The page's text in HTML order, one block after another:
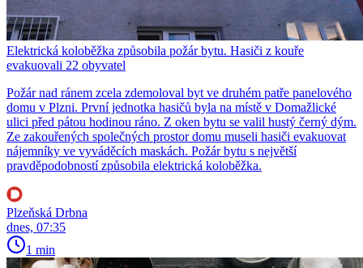
Elektrická koloběžka způsobila požár bytu. Hasiči z kouře
evakuovali 22 obyvatel
Požár nad ránem zcela zdemoloval byt ve druhém patře panelového
domu v Plzni. První jednotka hasičů byla na místě v Domažlické
ulici před pátou hodinou ráno. Z oken bytu se valil hustý černý dým.
Ze zakouřených společných prostor domu museli hasiči evakuovat
nájemníky ve vyváděcích maskách. Požár bytu s největší
pravděpodobností způsobila elektrická koloběžka.
Plzeňská Drbna
dnes, 07:35
1 min